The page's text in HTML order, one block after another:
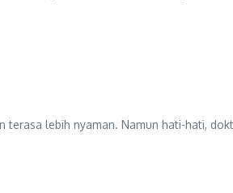
lebih nyaman. Namun hati-hati,